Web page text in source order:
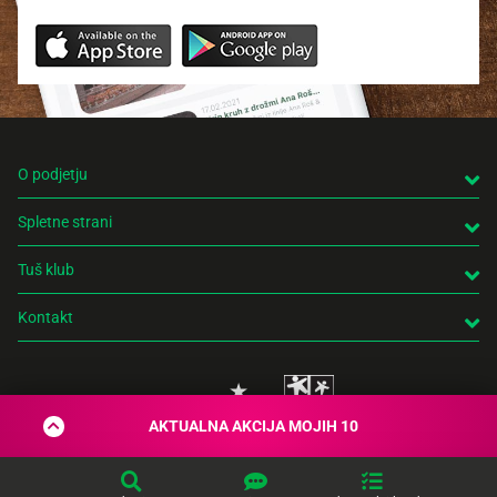
AKTUALNA AKCIJA MOJIH 10
O podjetju
Spletne strani
Tuš klub
Kontakt
© 2026 Engrotuš d.o.o.
Pravno obvestilo
Politika zasebnosti Piškotki